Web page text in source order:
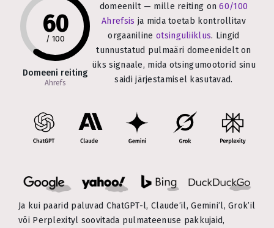
60
/ 100
Domeeni reiting
Ahrefs
domeenilt — mille reiting on60/100
Ahrefsis ja mida toetab kontrollitav
orgaaniline otsinguliiklus. Lingid
tunnustatud pulmaäri domeenidelt on
üks signaale, mida otsingumootorid sinu
saidi järjestamisel kasutavad.
Ja kui paarid paluvad ChatGPT-l, Claude’il, Gemini’l, Grok’il
või Perplexityl soovitada pulmateenuse pakkujaid,